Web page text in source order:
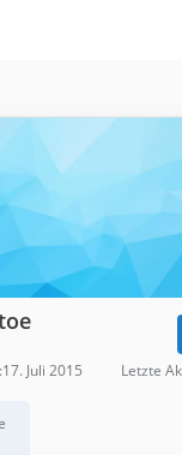
17. Juli 2015
Letzte